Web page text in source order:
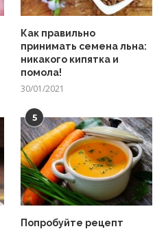
Как правильно
принимать семена льна:
никакого кипятка и
помола!
30/01/2021
5
Попробуйте рецепт